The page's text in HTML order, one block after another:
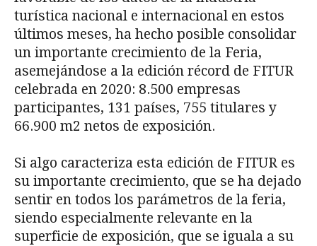
turística nacional e internacional en estos
últimos meses, ha hecho posible consolidar
un importante crecimiento de la Feria,
asemejándose a la edición récord de FITUR
celebrada en 2020: 8.500 empresas
participantes, 131 países, 755 titulares y
66.900 m2 netos de exposición.
Si algo caracteriza esta edición de FITUR es
su importante crecimiento, que se ha dejado
sentir en todos los parámetros de la feria,
siendo especialmente relevante en la
superficie de exposición, que se iguala a su